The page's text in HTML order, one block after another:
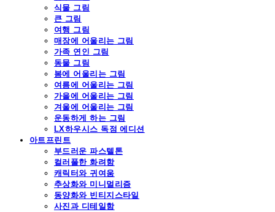
식물 그림
큰 그림
여행 그림
매장에 어울리는 그림
가족 연인 그림
동물 그림
봄에 어울리는 그림
여름에 어울리는 그림
가을에 어울리는 그림
겨울에 어울리는 그림
운동하게 하는 그림
LX하우시스 독점 에디션
아트프린트
부드러운 파스텔톤
컬러풀한 화려함
캐릭터와 귀여움
추상화와 미니멀리즘
동양화와 빈티지스타일
사진과 디테일함